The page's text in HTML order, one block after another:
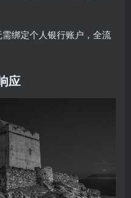
需绑定个人银行账户，全流
应